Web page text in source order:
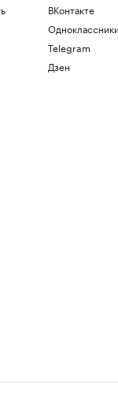
ВКонтакте
Telegram
Дзен